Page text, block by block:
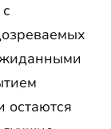
остаются